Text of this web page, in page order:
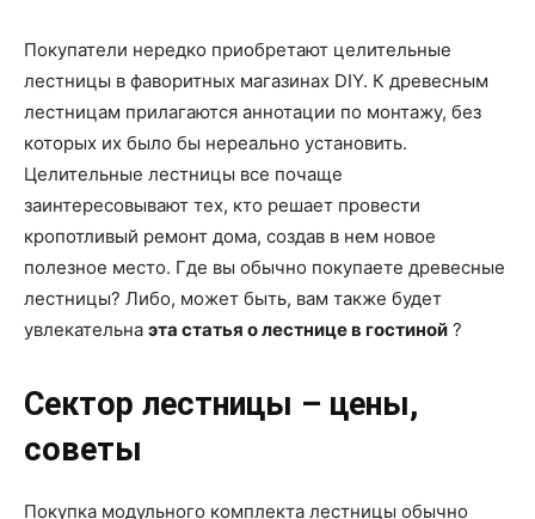
Покупатели нередко приобретают целительные
лестницы в фаворитных магазинах DIY. К древесным
лестницам прилагаются аннотации по монтажу, без
которых их было бы нереально установить.
Целительные лестницы все почаще
заинтересовывают тех, кто решает провести
кропотливый ремонт дома, создав в нем новое
полезное место. Где вы обычно покупаете древесные
лестницы? Либо, может быть, вам также будет
увлекательна эта статья о лестнице в гостиной ?
Сектор лестницы – цены,
советы
Покупка модульного комплекта лестницы обычно